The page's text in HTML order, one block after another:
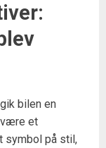
bilen en
et
symbol på stil,